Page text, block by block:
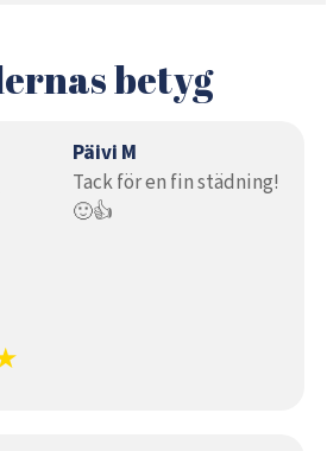
betyg
Päivi M
Tack för en fin städning!
🙂👍